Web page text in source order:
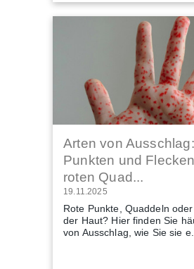
Arten von
Punkten und
roten Quad...
19.11.2025
Rote Punkte, Quaddeln
der Haut? Hier finden Sie
von Ausschlag, wie Sie sie